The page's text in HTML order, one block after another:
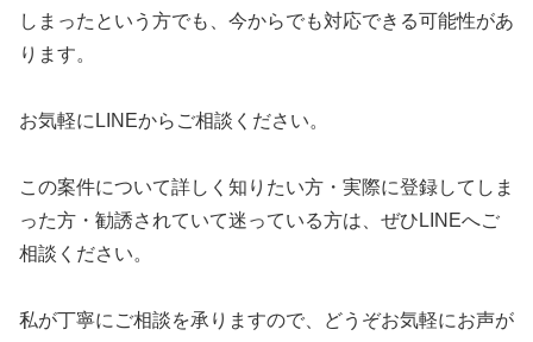
しまったという方でも、今からでも対応できる可能性があ
ります。
お気軽にLINEからご相談ください。
この案件について詳しく知りたい方・実際に登録してしま
った方・勧誘されていて迷っている方は、ぜひLINEへご
相談ください。
私が丁寧にご相談を承りますので、どうぞお気軽にお声が